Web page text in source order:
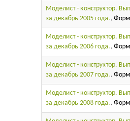
Моделист - конструктор.
за декабрь 2005 года.,
Моделист - конструктор.
за декабрь 2006 года.,
Моделист - конструктор.
за декабрь 2007 года.,
Моделист - конструктор.
за декабрь 2008 года.,